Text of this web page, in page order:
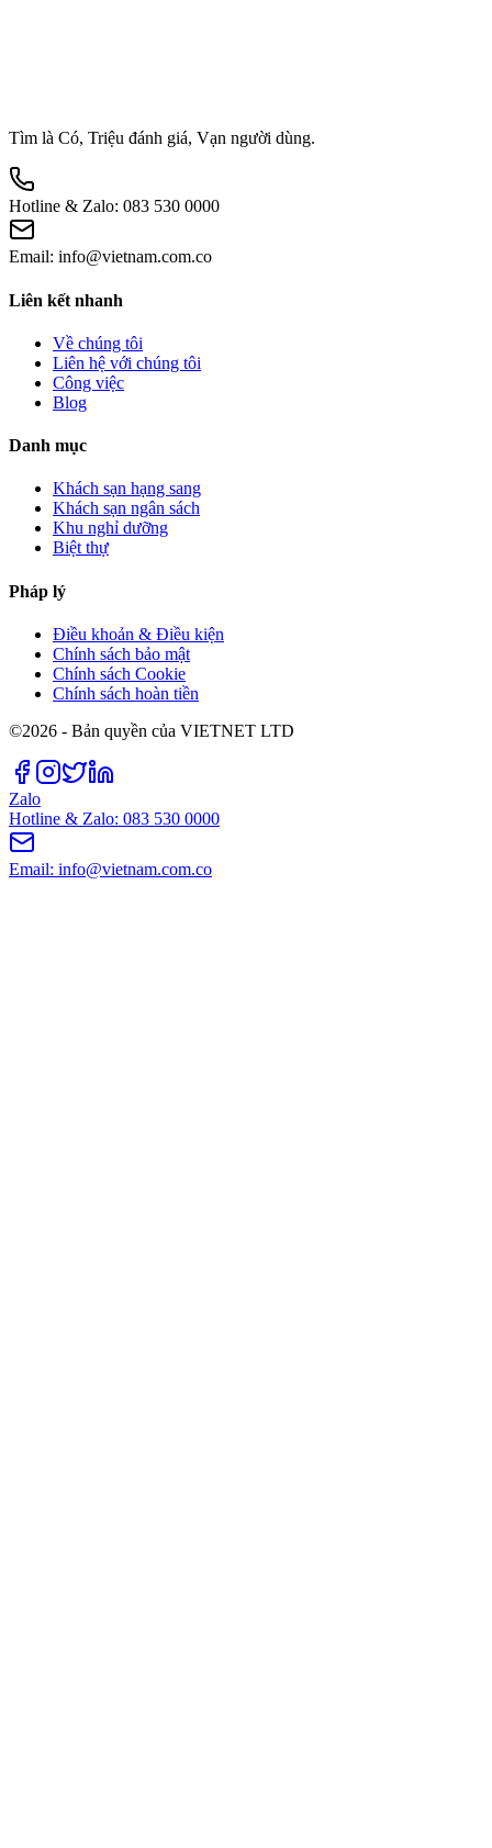
Tìm là Có, Triệu đánh giá, Vạn người dùng.
Hotline & Zalo: 083 530 0000
Email: info@vietnam.com.co
Liên kết nhanh
Về chúng tôi
Liên hệ với chúng tôi
Công việc
Blog
Danh mục
Khách sạn hạng sang
Khách sạn ngân sách
Khu nghỉ dưỡng
Biệt thự
Pháp lý
Điều khoản & Điều kiện
Chính sách bảo mật
Chính sách Cookie
Chính sách hoàn tiền
©2026 - Bản quyền của VIETNET LTD
Zalo
Hotline & Zalo: 083 530 0000
Email: info@vietnam.com.co